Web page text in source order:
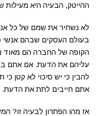
ההייטק, הבעיה היא
לא נשחיר את שמם של כל
בעולם העסקים שבהם אנשי
הקופה של החברה הם מאוד
עליהם את הדעת. אם אתם
להבין כי יש סיכוי לא קטן כי
אתם חייבים לתת את הדעת.
אז מהו הפתרון לבעיה זו?